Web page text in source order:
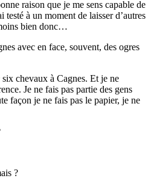
raison que je me sens capable de
testé à un moment de laisser d’autres
bien donc…
avec en face, souvent, des ogres
six chevaux à Cagnes. Et je ne
Je ne fais pas partie des gens
façon je ne fais pas le papier, je ne
?